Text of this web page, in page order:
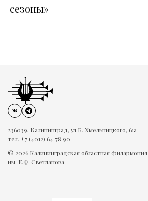
сезоны»
236039, Калининград, ул.Б. Хмельницкого, 61а
тел. +7 (4012) 64 78 90
© 2026 Калининградская областная филармония
им. Е.Ф. Светланова